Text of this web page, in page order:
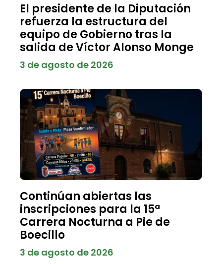
El presidente de la Diputación
refuerza la estructura del
equipo de Gobierno tras la
salida de Víctor Alonso Monge
3 de agosto de 2026
Continúan abiertas las
inscripciones para la 15ª
Carrera Nocturna a Pie de
Boecillo
3 de agosto de 2026